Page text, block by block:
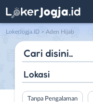
LokerJogja.ID > Aden Hijab
Lokasi
Tanpa Pengalaman